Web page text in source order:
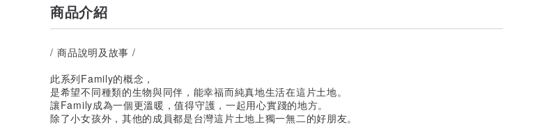
商品介紹
/ 商品說明及故事 /
此系列Family的概念，
是希望不同種類的生物與同伴，能幸福而純真地生活在這片土地。
讓Family成為一個更溫暖，值得守護，一起用心實踐的地方。
除了小女孩外，其他的成員都是台灣這片土地上獨一無二的好朋友。